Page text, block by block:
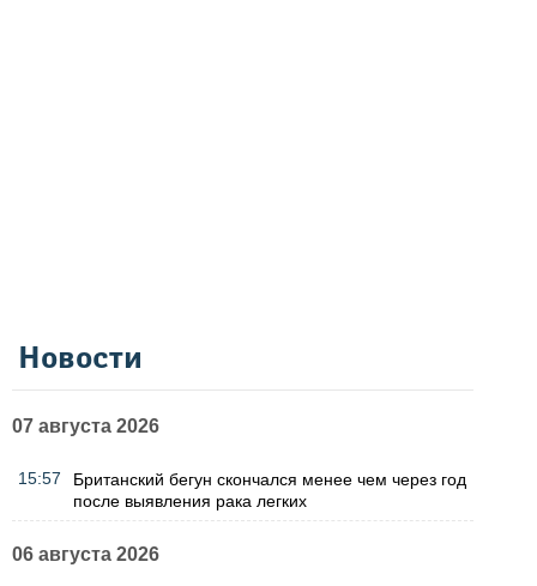
Новости
07 августа 2026
15:57
Британский бегун скончался менее чем через год
после выявления рака легких
06 августа 2026